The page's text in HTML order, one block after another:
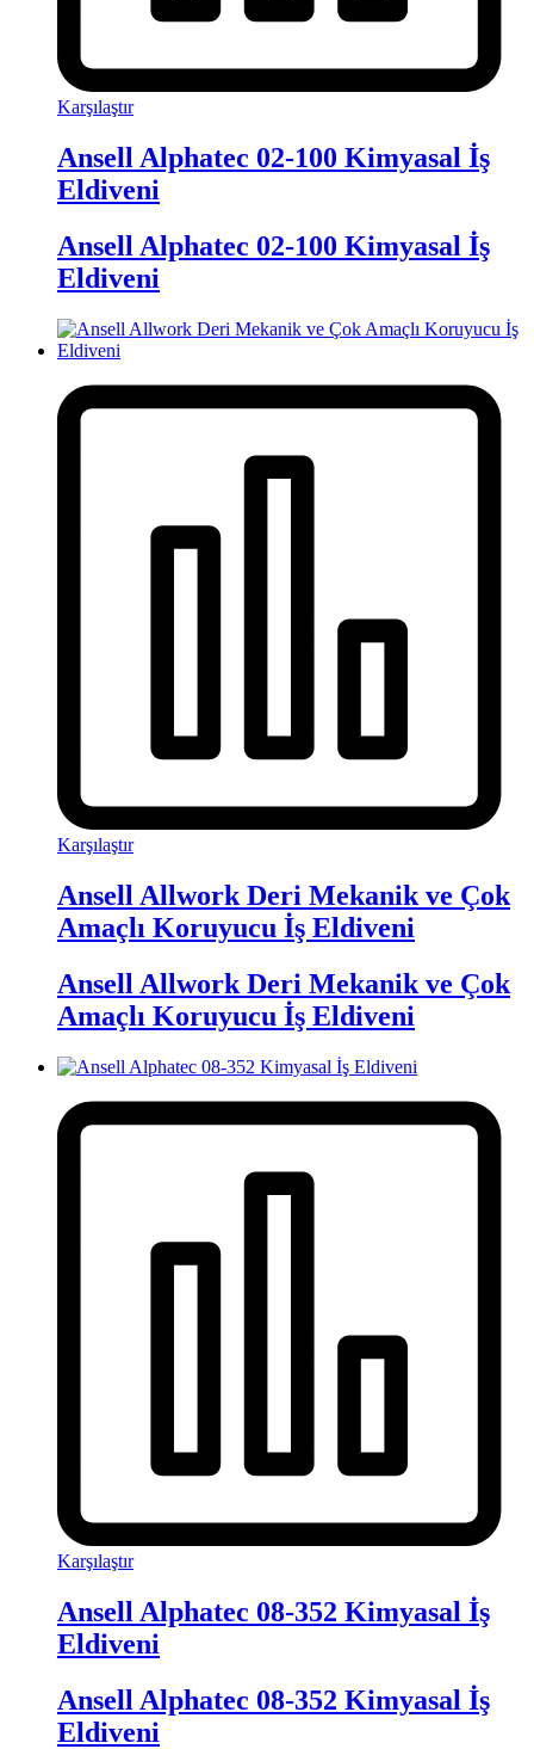
Karşılaştır
Ansell Alphatec 02-100 Kimyasal İş
Eldiveni
Ansell Alphatec 02-100 Kimyasal İş
Eldiveni
Karşılaştır
Ansell Allwork Deri Mekanik ve Çok
Amaçlı Koruyucu İş Eldiveni
Ansell Allwork Deri Mekanik ve Çok
Amaçlı Koruyucu İş Eldiveni
Karşılaştır
Ansell Alphatec 08-352 Kimyasal İş
Eldiveni
Ansell Alphatec 08-352 Kimyasal İş
Eldiveni